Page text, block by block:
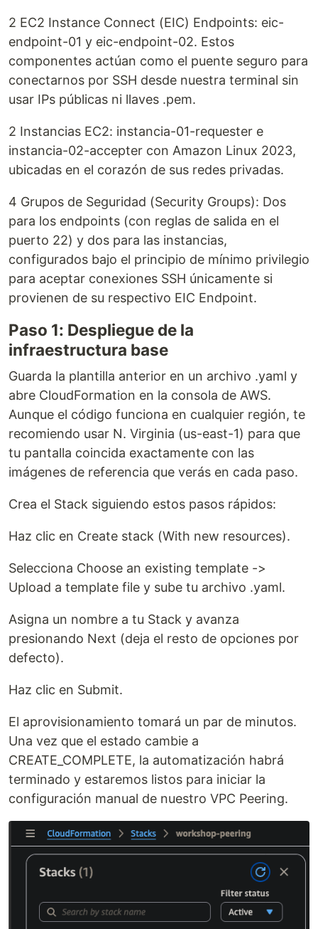
2 EC2 Instance Connect (EIC) Endpoints: eic-
endpoint-01 y eic-endpoint-02. Estos
componentes actúan como el puente seguro para
conectarnos por SSH desde nuestra terminal sin
usar IPs públicas ni llaves .pem.
2 Instancias EC2: instancia-01-requester e
instancia-02-accepter con Amazon Linux 2023,
ubicadas en el corazón de sus redes privadas.
4 Grupos de Seguridad (Security Groups): Dos
para los endpoints (con reglas de salida en el
puerto 22) y dos para las instancias,
configurados bajo el principio de mínimo privilegio
para aceptar conexiones SSH únicamente si
provienen de su respectivo EIC Endpoint.
Paso 1: Despliegue de la
infraestructura base
Guarda la plantilla anterior en un archivo .yaml y
abre CloudFormation en la consola de AWS.
Aunque el código funciona en cualquier región, te
recomiendo usar N. Virginia (us-east-1) para que
tu pantalla coincida exactamente con las
imágenes de referencia que verás en cada paso.
Crea el Stack siguiendo estos pasos rápidos:
Haz clic en Create stack (With new resources).
Selecciona Choose an existing template ->
Upload a template file y sube tu archivo .yaml.
Asigna un nombre a tu Stack y avanza
presionando Next (deja el resto de opciones por
defecto).
Haz clic en Submit.
El aprovisionamiento tomará un par de minutos.
Una vez que el estado cambie a
CREATE_COMPLETE, la automatización habrá
terminado y estaremos listos para iniciar la
configuración manual de nuestro VPC Peering.